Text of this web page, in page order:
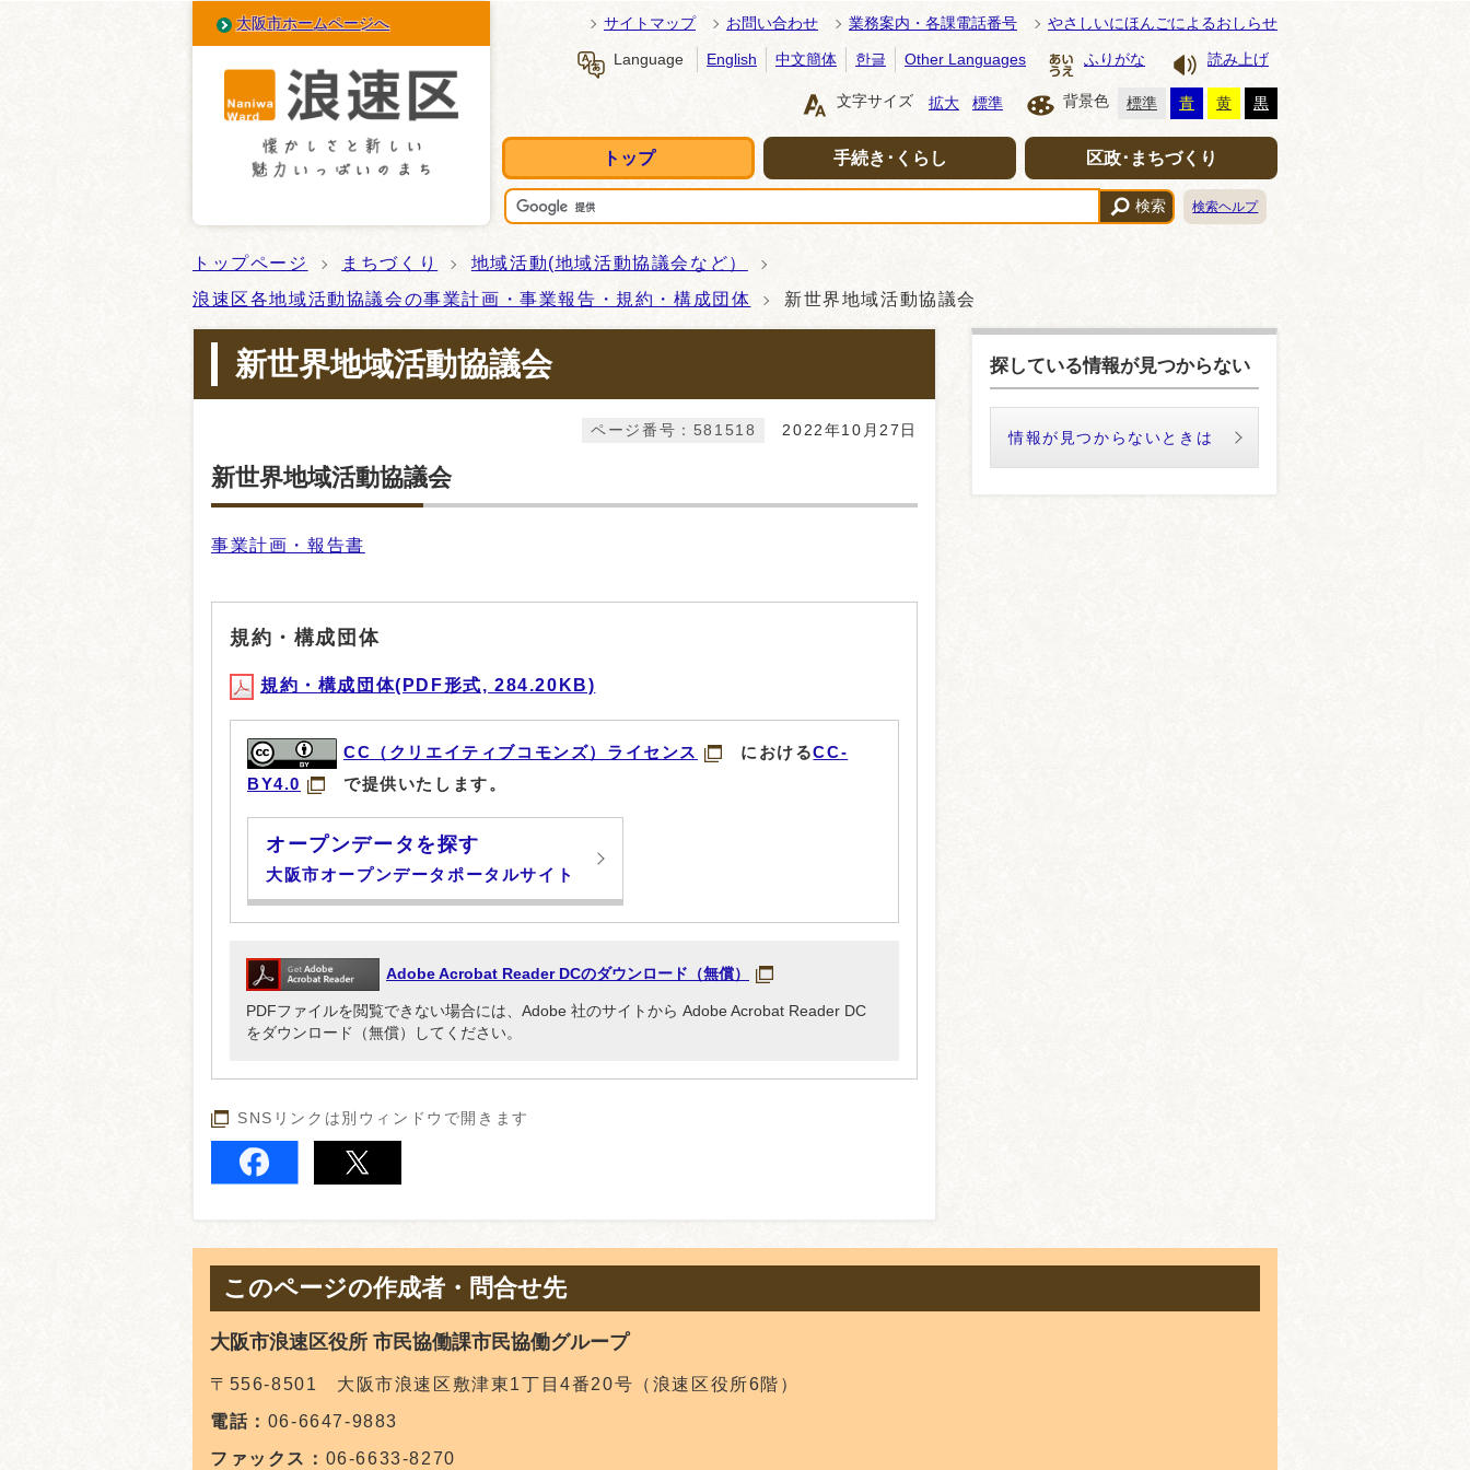
大阪市ホームページへ サイトマップ お問い合わせ 業務案内・各課電話番号 やさしいにほんごによるおしらせ
Language English 中文簡体 한글 Other Languages ふりがな 読み上げ
文字サイズ 拡大 標準 背景色 標準 青 黄 黒
トップ 手続き･くらし 区政･まちづくり
検索 検索ヘルプ
トップページ まちづくり
地域活動(地域活動協議会など）
浪速区各地域活動協議会の事業計画・事業報告・規約・構成団体
新世界地域活動協議会
新世界地域活動協議会
2022年10月27日
ページ番号：581518
新世界地域活動協議会
事業計画・報告書
規約・構成団体
規約・構成団体(PDF形式, 284.20KB)
CC（クリエイティブコモンズ）ライセンス におけるCC-
BY4.0
で提供いたします。
オープンデータを探す
大阪市オープンデータポータルサイト
Adobe Acrobat Reader DCのダウンロード（無償）
PDFファイルを閲覧できない場合には、Adobe 社のサイトから Adobe Acrobat Reader DC
をダウンロード（無償）してください。
SNSリンクは別ウィンドウで開きます
探している情報が見つからない
情報が見つからないときは
このページの作成者・問合せ先
大阪市浪速区役所 市民協働課市民協働グループ
〒556-8501 大阪市浪速区敷津東1丁目4番20号（浪速区役所6階）
電話： 06-6647-9883
ファックス： 06-6633-8270